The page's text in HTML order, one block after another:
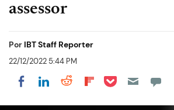
assessor
Por IBT Staff Reporter
22/12/2022 5:44 PM
Share on Facebook
Share on LinkedIn
Share on Reddit
Share on
Share on Pocket